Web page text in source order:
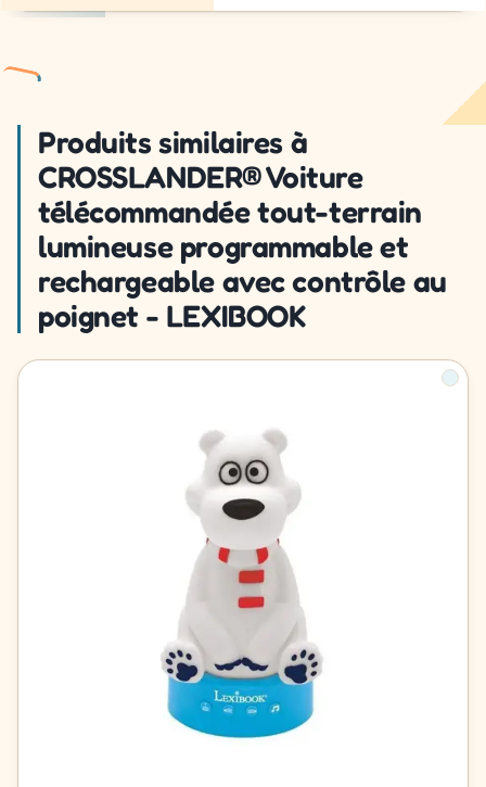
Produits similaires à
CROSSLANDER® Voiture
télécommandée tout-terrain
lumineuse programmable et
rechargeable avec contrôle au
poignet - LEXIBOOK